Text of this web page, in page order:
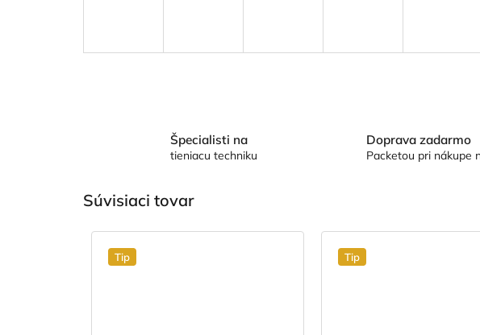
Špecialisti na
tieniacu techniku
Doprava zadarmo
Packetou pri nákupe
Súvisiaci tovar
Tip Tip